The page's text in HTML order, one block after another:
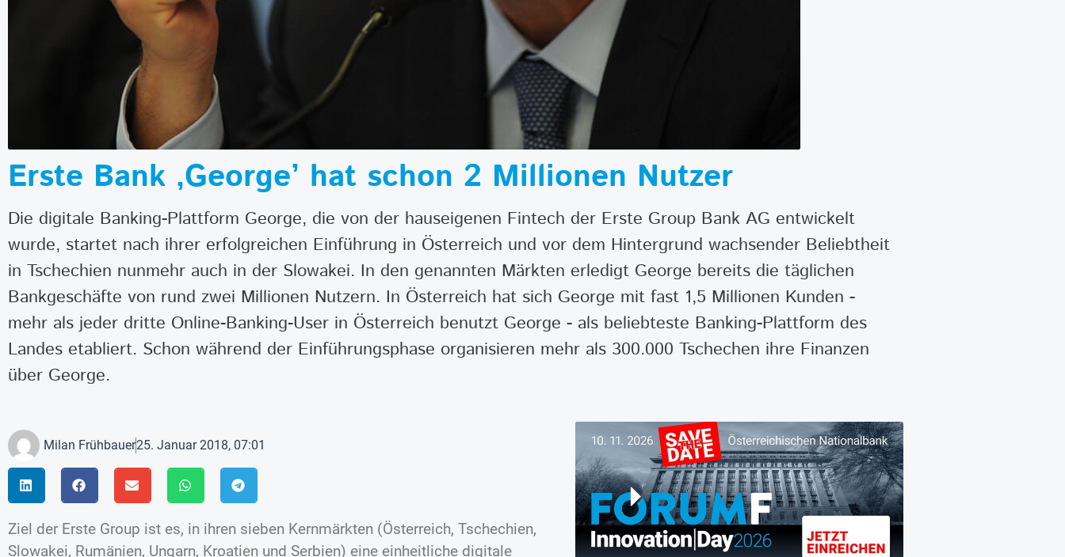
Erste Bank ‚George’ hat schon 2 Millionen Nutzer
Die digitale Banking-Plattform George, die von der hauseigenen Fintech der Erste Group Bank AG entwickelt
wurde, startet nach ihrer erfolgreichen Einführung in Österreich und vor dem Hintergrund wachsender Beliebtheit
in Tschechien nunmehr auch in der Slowakei. In den genannten Märkten erledigt George bereits die täglichen
Bankgeschäfte von rund zwei Millionen Nutzern. In Österreich hat sich George mit fast 1,5 Millionen Kunden -
mehr als jeder dritte Online-Banking-User in Österreich benutzt George - als beliebteste Banking-Plattform des
Landes etabliert. Schon während der Einführungsphase organisieren mehr als 300.000 Tschechen ihre Finanzen
über George.
Milan Frühbauer25. Januar 2018, 07:01
Ziel der Erste Group ist es, in ihren sieben Kernmärkten (Österreich, Tschechien,
Slowakei, Rumänien, Ungarn, Kroatien und Serbien) eine einheitliche digitale